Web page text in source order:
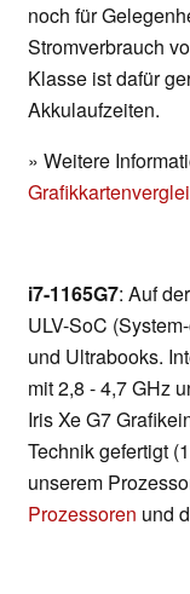
noch für
Stromverbrauch
Klasse ist dafür
Akkulaufzeiten.
» Weitere
i7-1165G7: Auf
ULV-SoC
und Ultrabooks.
mit 2,8 - 4,7 GHz
Iris Xe G7
Technik gefertigt
unserem
Prozessoren und